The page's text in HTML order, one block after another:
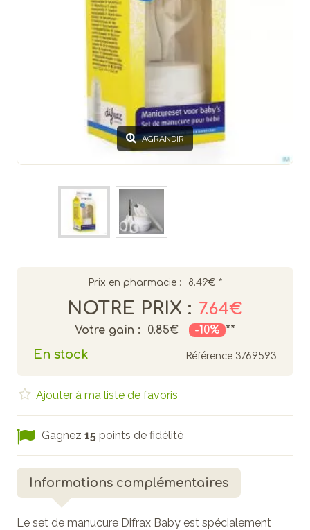
AGRANDIR
Prix en pharmacie : 8.49€ *
NOTRE PRIX : 7.64€
Votre gain : 0.85€ -10% **
En stock Référence 3769593
Ajouter à ma liste de favoris
Gagnez 15 points de fidélité
Informations complémentaires
Le set de manucure Difrax Baby est spécialement